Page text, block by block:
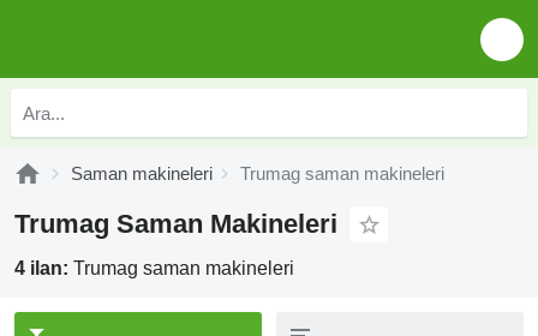
Saman makineleri Trumag saman makineleri
Trumag Saman Makineleri
4 ilan: Trumag saman makineleri